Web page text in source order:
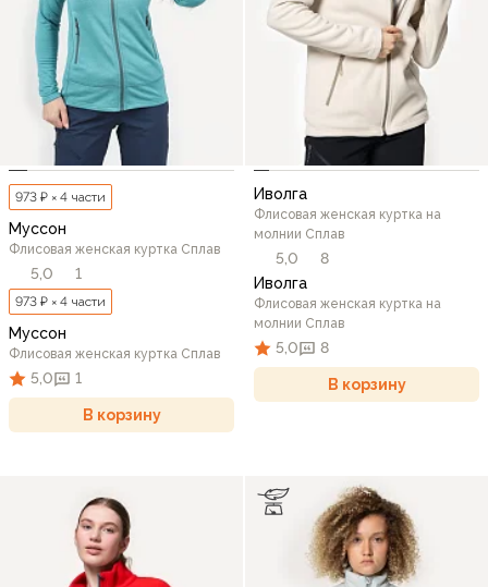
973 ₽ × 4 части
Муссон
Флисовая женская куртка Сплав
5,0 1
973 ₽ × 4 части
Муссон
Флисовая женская куртка Сплав
5,0 1
В корзину
Иволга
Флисовая женская куртка на
молнии Сплав
5,0
8
Иволга
Флисовая женская куртка на
молнии Сплав
5,0 8
В корзину